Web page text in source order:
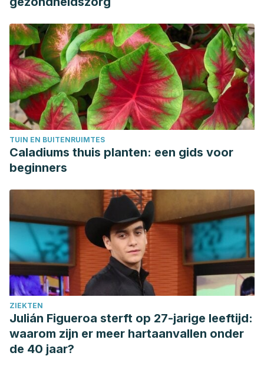
PMID: 2507689.
TUIN EN BUITENRUIMTES
Caladiums thuis planten: een gids voor
beginners
ZIEKTEN
Julián Figueroa sterft op 27-jarige leeftijd:
waarom zijn er meer hartaanvallen onder
de 40 jaar?